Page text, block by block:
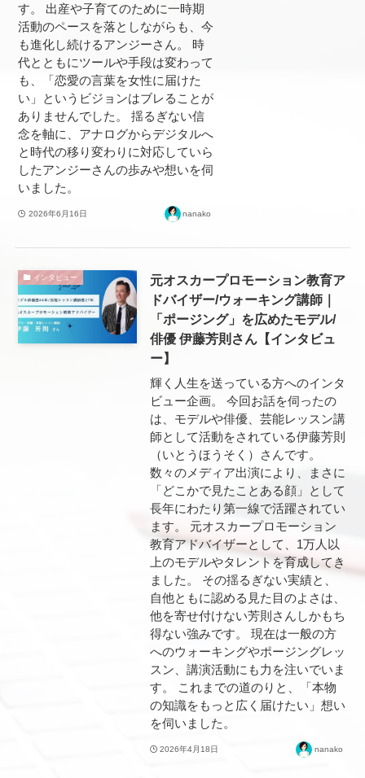
す。 出産や子育てのために一時期
活動のペースを落としながらも、今
も進化し続けるアンジーさん。 時
代とともにツールや手段は変わって
も、「恋愛の言葉を女性に届けた
い」というビジョンはブレることが
ありませんでした。 揺るぎない信
念を軸に、アナログからデジタルへ
と時代の移り変わりに対応していら
したアンジーさんの歩みや想いを伺
いました。
2026年6月16日 nanako
インタビュー
元オスカープロモーション教育ア
ドバイザー/ウォーキング講師｜
「ポージング」を広めたモデル/
俳優 伊藤芳則さん【インタビュ
ー】
輝く人生を送っている方へのインタ
ビュー企画。 今回お話を伺ったの
は、モデルや俳優、芸能レッスン講
師として活動をされている伊藤芳則
（いとうほうそく）さんです。
数々のメディア出演により、まさに
「どこかで見たことある顔」として
長年にわたり第一線で活躍されてい
ます。 元オスカープロモーション
教育アドバイザーとして、1万人以
上のモデルやタレントを育成してき
ました。 その揺るぎない実績と、
自他ともに認める見た目のよさは、
他を寄せ付けない芳則さんしかもち
得ない強みです。 現在は一般の方
へのウォーキングやポージングレッ
スン、講演活動にも力を注いでいま
す。 これまでの道のりと、「本物
の知識をもっと広く届けたい」想い
を伺いました。
2026年4月18日 nanako